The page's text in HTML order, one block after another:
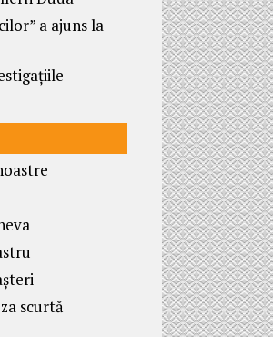
a ajuns la
scurtă